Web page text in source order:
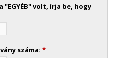
"EGYÉB" volt, írja be, hogy
száma: *